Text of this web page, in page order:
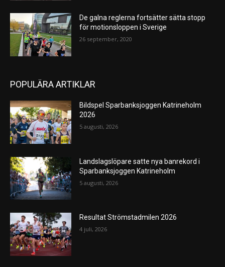
De galna reglerna fortsätter sätta stopp
för motionsloppen i Sverige
26 september, 2020
POPULÄRA ARTIKLAR
Bildspel Sparbanksjoggen Katrineholm
2026
5 augusti, 2026
Landslagslöpare satte nya banrekord i
Sparbanksjoggen Katrineholm
5 augusti, 2026
Resultat Strömstadmilen 2026
4 juli, 2026